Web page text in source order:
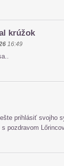
krúžok
16:49
prihlásiť svojho
pozdravom